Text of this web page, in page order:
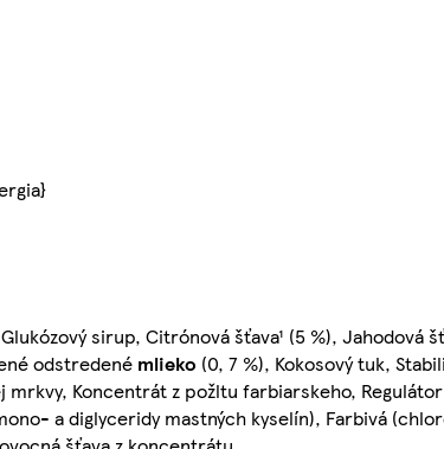
sirup, Citrónová šťava¹ (5 %), Jahodová
odstredené mlieko (0, 7 %), Kokosový tuk,
Koncentrát z požltu farbiarskeho,
a diglyceridy mastných kyselín), Farbivá